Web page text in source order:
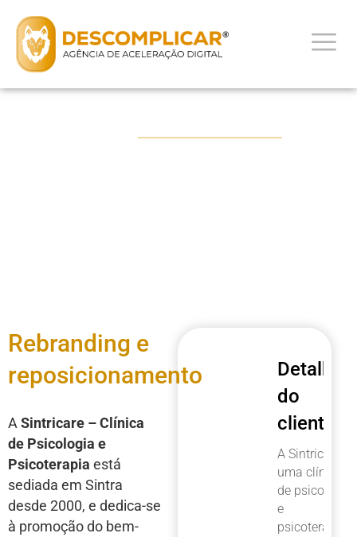
Detalhes
do
cliente
A Sintricare é
uma clínica
de psicologia
e
psicoterapia
Rebranding e
reposicionamento
ASintricare – Clínica
de Psicologia e
Psicoterapia está
sediada em Sintra
desde 2000, e dedica-se
à promoção do bem-